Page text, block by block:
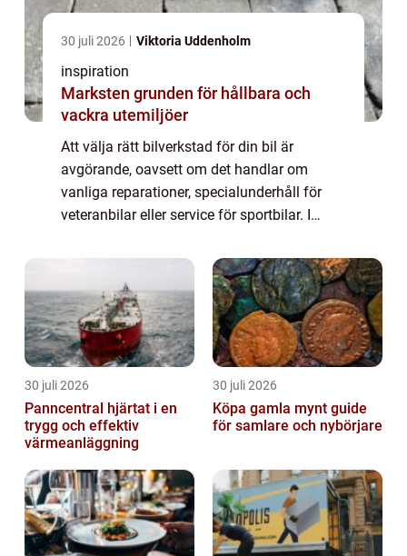
30 juli 2026 Viktoria Uddenholm
inspiration
Marksten grunden för hållbara och
vackra utemiljöer
Att välja rätt bilverkstad för din bil är
avgörande, oavsett om det handlar om
vanliga reparationer, specialunderhåll för
veteranbilar eller service för sportbilar. I
30 juli 2026
Panncentral hjärtat i en
trygg och effektiv
värmeanläggning
30 juli 2026
Köpa gamla mynt guide
för samlare och nybörjare